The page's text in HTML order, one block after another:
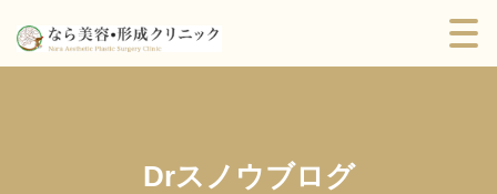
Drスノウブログ